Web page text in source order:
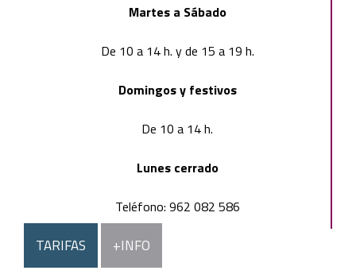
Martes a Sábado
De 10 a 14 h. y de 15 a 19 h.
Domingos y festivos
De 10 a 14 h.
Lunes cerrado
Teléfono: 962 082 586
TARIFAS +INFO